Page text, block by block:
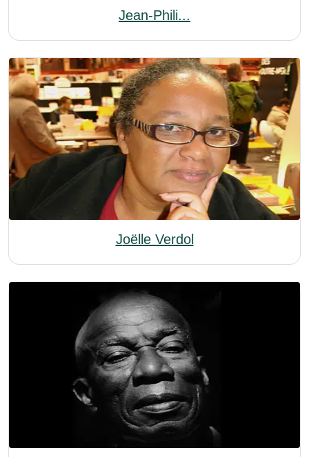
Jean-Phili...
Joëlle Verdol